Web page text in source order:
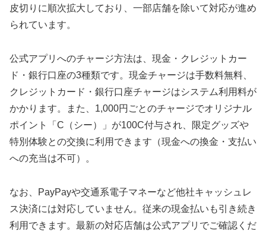
皮切りに順次拡大しており、一部店舗を除いて対応が進め
られています。
公式アプリへのチャージ方法は、現金・クレジットカー
ド・銀行口座の3種類です。現金チャージは手数料無料、
クレジットカード・銀行口座チャージはシステム利用料が
かかります。また、1,000円ごとのチャージでオリジナル
ポイント「C（シー）」が100C付与され、限定グッズや
特別体験との交換に利用できます（現金への換金・支払い
への充当は不可）。
なお、PayPayや交通系電子マネーなど他社キャッシュレ
ス決済には対応していません。従来の現金払いも引き続き
利用できます。最新の対応店舗は公式アプリでご確認くだ